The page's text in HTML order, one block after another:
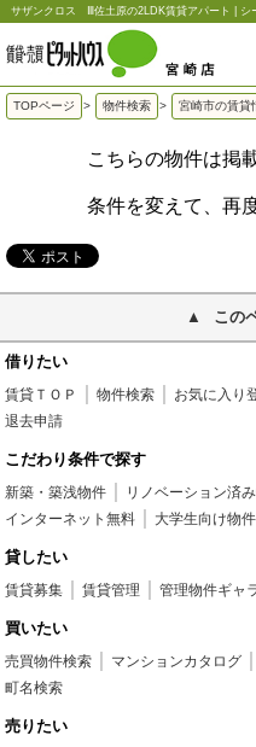
サザンクロス Ⅲ佐土原の2LDK賃貸アパート | シ
TOPページ > 物件検索 > 宮崎市の賃貸
こちらの物件は掲
条件を変えて、再
この
借りたい
賃貸ＴＯＰ 物件検索 お気に入り
退去申請
こだわり条件で探す
新築・築浅物件 リノベーション済
インターネット無料
大学生向け物件
貸したい
賃貸募集 賃貸管理 管理物件ギャ
買いたい
売買物件検索 マンションカタログ
町名検索
売りたい